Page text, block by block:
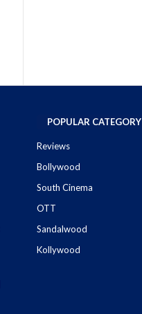
POPULAR CATEGORY
Reviews
Bollywood
South Cinema
OTT
Sandalwood
Kollywood